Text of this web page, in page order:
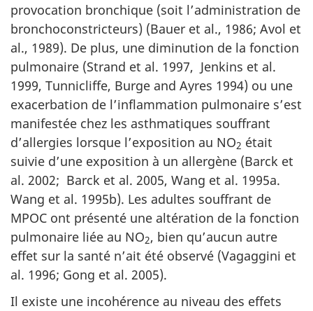
provocation bronchique (soit l’administration de
bronchoconstricteurs) (Bauer et al., 1986; Avol et
al., 1989). De plus, une diminution de la fonction
pulmonaire (Strand et al. 1997, Jenkins et al.
1999, Tunnicliffe, Burge and Ayres 1994) ou une
exacerbation de l’inflammation pulmonaire s’est
manifestée chez les asthmatiques souffrant
d’allergies lorsque l’exposition au NO2 était
suivie d’une exposition à un allergène (Barck et
al. 2002; Barck et al. 2005, Wang et al. 1995a.
Wang et al. 1995b). Les adultes souffrant de
MPOC ont présenté une altération de la fonction
pulmonaire liée au NO2, bien qu’aucun autre
effet sur la santé n’ait été observé (Vagaggini et
al. 1996; Gong et al. 2005).
Il existe une incohérence au niveau des effets